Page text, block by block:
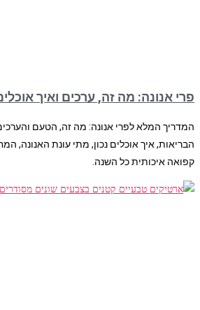
פרי אנונה: מה זה, ערכים ואיך
המדריך המלא לפרי אנונה: מה זה, הטעם והערכים
הבריאות, איך אוכלים נכון, מתי עונת האנונה,
קפואה איכותית כל השנה.